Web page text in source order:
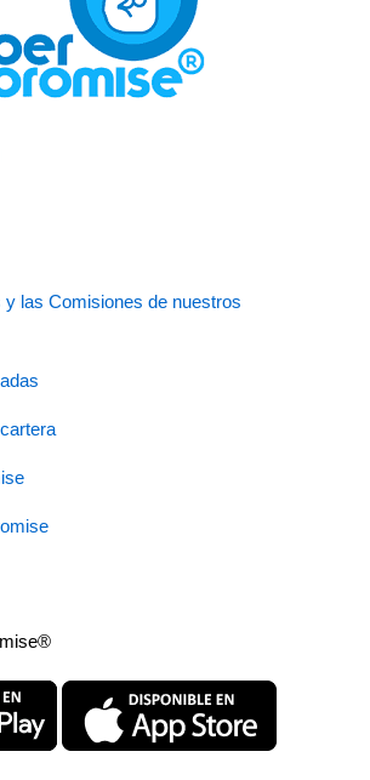
las Comisiones de nuestros